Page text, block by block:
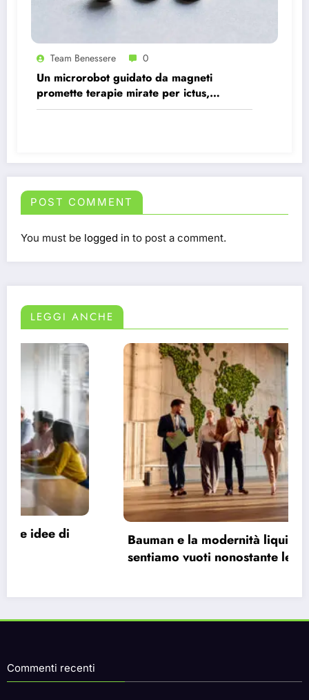
Team Benessere 0
Un microrobot guidato da magneti
promette terapie mirate per ictus,
infezioni e tumori.
POST COMMENT
You must be logged in to post a comment.
LEGGI ANCHE
Bauman e la modernità liquida: perché ci
sentiamo vuoti nonostante le infinite
Commenti recenti